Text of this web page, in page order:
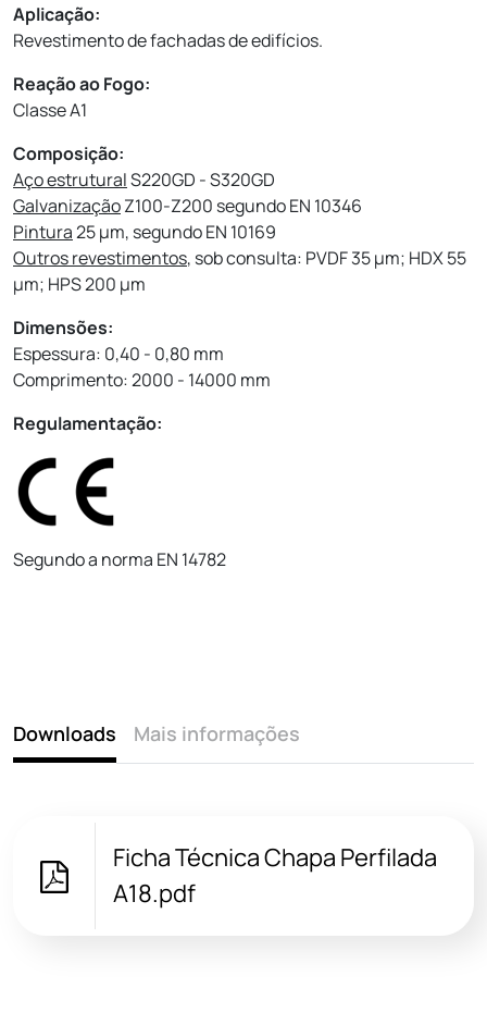
Aplicação:
Revestimento de fachadas de edifícios.
Reação ao Fogo:
Classe A1
Composição:
Aço estruturalS220GD - S320GD
GalvanizaçãoZ100-Z200 segundo EN 10346
Pintura25 µm, segundo EN 10169
Outros revestimentos, sob consulta: PVDF 35 µm; HDX 55
µm; HPS 200 µm
Dimensões:
Espessura: 0,40 - 0,80 mm
Comprimento: 2000 - 14000 mm
Regulamentação:
Segundo a norma EN 14782
Downloads Mais informações
Ficha Técnica Chapa Perfilada
A18.pdf